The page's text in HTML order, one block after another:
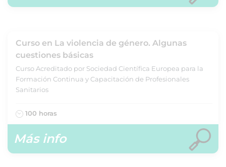
Curso en La violencia de género. Algunas
cuestiones básicas
Curso Acreditado por Sociedad Científica Europea para la
Formación Continua y Capacitación de Profesionales
Sanitarios
100 horas
Más info